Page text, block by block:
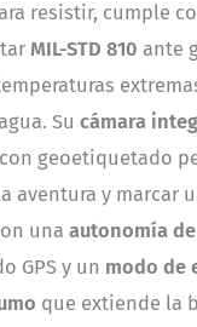
resistir, cumple
MIL-STD 810 ante
Su cámara
geoetiquetado
aventura y marcar
una autonomía
GPS y un modo de
que extiende la